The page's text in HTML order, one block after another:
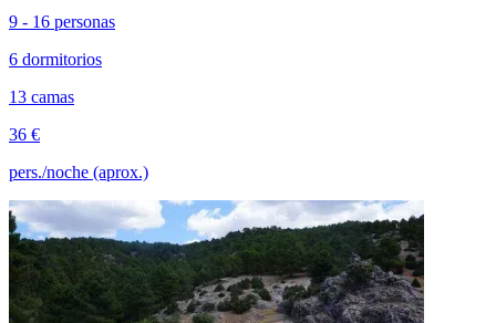
9 - 16 personas
6 dormitorios
13 camas
36 €
pers./noche (aprox.)